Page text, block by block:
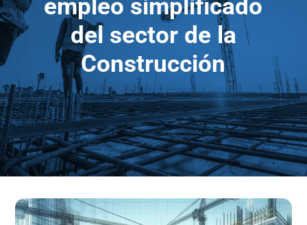
empleo simplificado
del sector de la
Construcción